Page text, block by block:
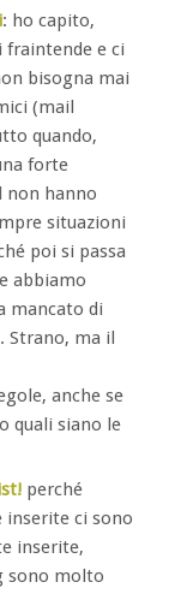
: ho capito,
fraintende e ci
bisogna mai
(mail
quando,
forte
non hanno
situazioni
poi si passa
abbiamo
mancato di
Strano, ma il
anche se
quali siano le
perché
inserite ci sono
inserite,
sono molto